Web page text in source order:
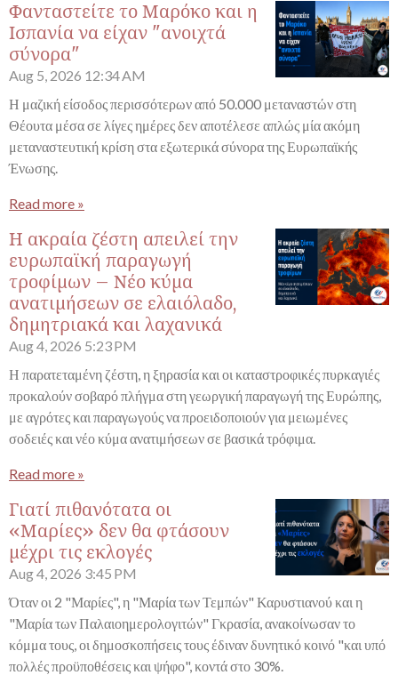
Φανταστείτε το Μαρόκο και η
Ισπανία να είχαν "ανοιχτά
σύνορα"
Aug 5, 2026 12:34 AM
Η μαζική είσοδος περισσότερων από 50.000 μεταναστών στη
Θέουτα μέσα σε λίγες ημέρες δεν αποτέλεσε απλώς μία ακόμη
μεταναστευτική κρίση στα εξωτερικά σύνορα της Ευρωπαϊκής
Ένωσης.
Read more »
Η ακραία ζέστη απειλεί την
ευρωπαϊκή παραγωγή
τροφίμων – Νέο κύμα
ανατιμήσεων σε ελαιόλαδο,
δημητριακά και λαχανικά
Aug 4, 2026 5:23 PM
Η παρατεταμένη ζέστη, η ξηρασία και οι καταστροφικές πυρκαγιές
προκαλούν σοβαρό πλήγμα στη γεωργική παραγωγή της Ευρώπης,
με αγρότες και παραγωγούς να προειδοποιούν για μειωμένες
σοδειές και νέο κύμα ανατιμήσεων σε βασικά τρόφιμα.
Read more »
Γιατί πιθανότατα οι
«Μαρίες» δεν θα φτάσουν
μέχρι τις εκλογές
Aug 4, 2026 3:45 PM
Όταν οι 2 "Μαρίες", η "Μαρία των Τεμπών" Καρυστιανού και η
"Μαρία των Παλαιοημερολογιτών" Γκρασία, ανακοίνωσαν το
κόμμα τους, οι δημοσκοπήσεις τους έδιναν δυνητικό κοινό "και υπό
πολλές προϋποθέσεις και ψήφο", κοντά στο 30%.